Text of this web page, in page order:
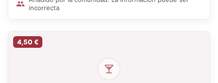
incorrecta
4,50 €